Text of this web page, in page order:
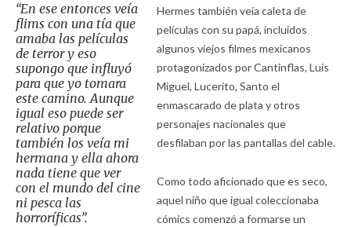
“En ese entonces veía
flims con una tía que
amaba las películas
de terror y eso
supongo que influyó
para que yo tomara
este camino. Aunque
igual eso puede ser
relativo porque
también los veía mi
hermana y ella ahora
nada tiene que ver
con el mundo del cine
ni pesca las
horroríficas”.
Hermes también veía caleta de
películas con su papá, incluidos
algunos viejos filmes mexicanos
protagonizados por Cantinflas, Luis
Miguel, Lucerito, Santo el
enmascarado de plata y otros
personajes nacionales que
desfilaban por las pantallas del cable.
Como todo aficionado que es seco,
aquel niño que igual coleccionaba
cómics comenzó a formarse un